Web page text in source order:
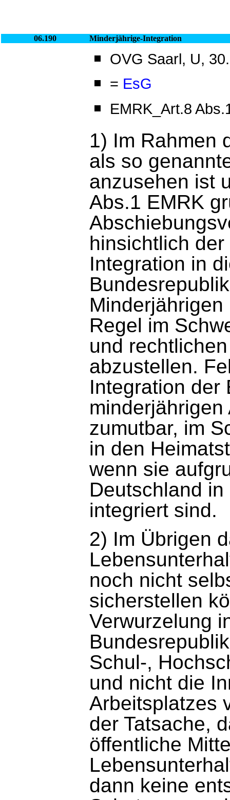
06.190 Minderjährige-Integration
OVG Saarl, U,
= EsG
EMRK_Art.8
1) Im Rahmen
als so
anzusehen ist
Abs.1 EMRK
hinsichtlich
Integration in
Regel im
und
abzustellen.
Integration der
zumutbar, im
in den
wenn sie
Deutschland
integriert sind.
2) Im Übrigen
noch nicht
sicherstellen
Verwurzelung
Schul-,
und nicht die
Arbeitsplatzes
der Tatsache,
öffentliche
dann keine